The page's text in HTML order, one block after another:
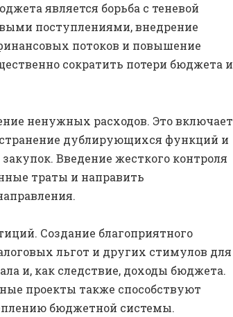
является борьба с теневой
поступлениями, внедрение
потоков и повышение
сократить потери бюджета и
ненужных расходов. Это включает
дублирующихся функций и
Введение жесткого контроля
траты и направить
Создание благоприятного
льгот и других стимулов для
и, как следствие, доходы бюджета.
проекты также способствуют
бюджетной системы.